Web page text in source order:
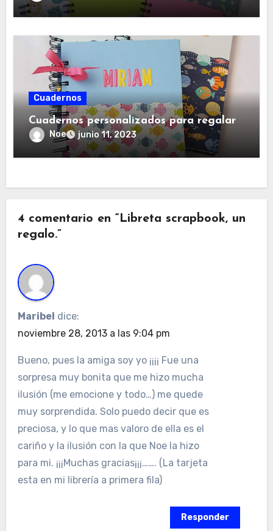
Cuadernos
Cuadernos personalizados para regalar
Noe junio 11, 2023
4 comentario en “Libreta scrapbook, un
regalo.”
Maribel dice:
noviembre 28, 2013 a las 9:04 pm
Bueno, pues la amiga soy yo ¡¡¡¡ Fue una
sorpresa muy bonita que me hizo mucha
ilusión (me emocione y todo…) me quede
muy sorprendida. Solo puedo decir que es
preciosa, y lo que mas valoro de ella es el
cariño y la ilusión con la que Noe la hizo
para mi. ¡¡¡Muchas gracias¡¡¡……. (La tarjeta
esta en mi librería a primera fila)
Responder